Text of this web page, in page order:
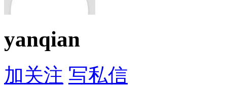
yanqian
加关注 写私信